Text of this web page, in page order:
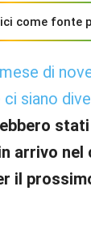
come fonte
di
siano
arrivo nel
il